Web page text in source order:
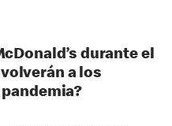
durante el
a los